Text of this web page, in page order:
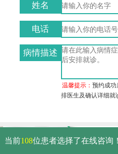
姓名
电话
病情描述
温馨提示：预约成
排医生及确认详细就
武
免
当前108位患者选择了在线咨询！